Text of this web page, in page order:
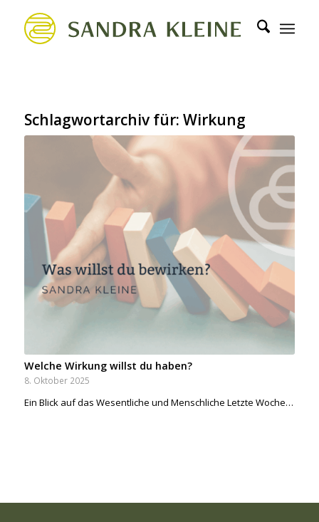
Schlagwortarchiv für: Wirkung
Welche Wirkung willst du haben?
8. Oktober 2025
Ein Blick auf das Wesentliche und Menschliche Letzte Woche…